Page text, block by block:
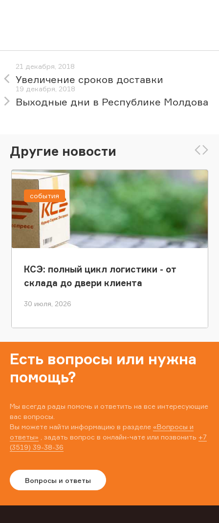
21 декабря, 2018
Увеличение сроков доставки
19 декабря, 2018
Выходные дни в Республике Молдова
Другие новости
КСЭ: полный цикл логистики - от
склада до двери клиента
30 июля, 2026
события
Есть вопросы или нужна
помощь?
Мы всегда рады помочь и ответить на все интересующие
вас вопросы.
Вы можете найти информацию в разделе «Вопросы и
ответы» , задать вопрос в онлайн-чате или позвонить +7
(3519) 39-38-36
Вопросы и ответы